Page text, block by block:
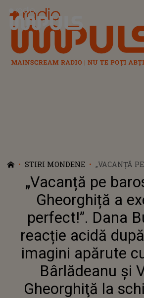
Radio Impuls
STIRI MONDENE
„VACANȚĂ
PERFECT!”.
REACȚIE
ULTIMELE
CU MONICA
VALERIU
ÎN ITALIA
„Vacanță pe
Gheorghiță a
perfect!”. Dana
reacție acidă
imagini apărute
Bârlădeanu și
Gheorghiţă la